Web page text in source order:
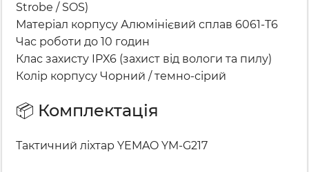
Strobe / SOS)
Матеріал корпусу Алюмінієвий сплав 6061-T6
Час роботи до 10 годин
Клас захисту IPX6 (захист від вологи та пилу)
Колір корпусу Чорний / темно-сірий
📦 Комплектація
Тактичний ліхтар YEMAO YM-G217